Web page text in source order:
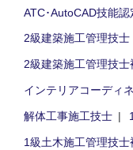
ATC･AutoCAD技能
2級建築施工管理技士
2級建築施工管理技士
インテリアコーディ
解体工事施工技士
1級土木施工管理技士